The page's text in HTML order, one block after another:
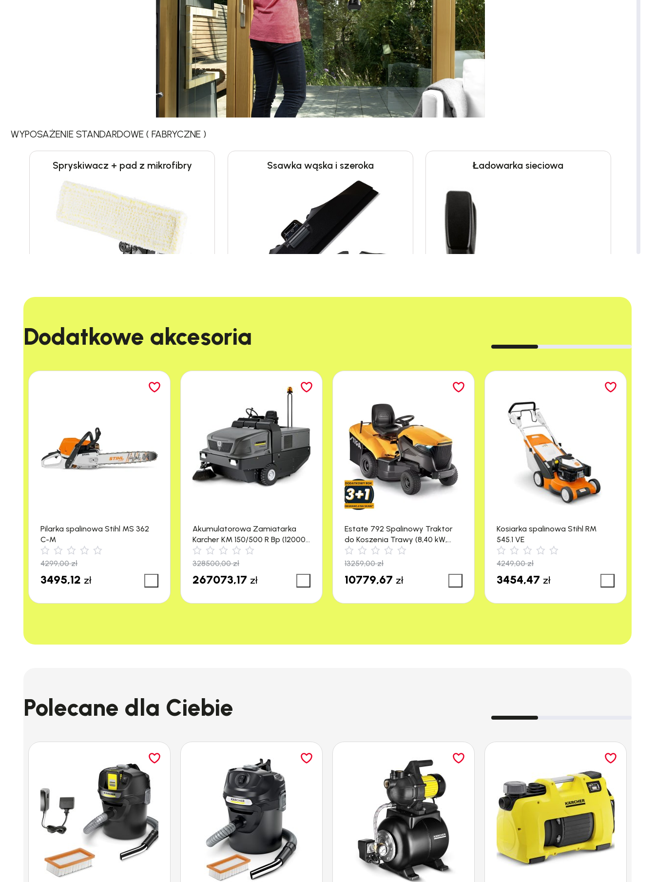
WYPOSAŻENIE STANDARDOWE ( FABRYCZNE )
Spryskiwacz + pad z mikrofibry Ssawka wąska i szeroka Ładowarka sieciowa
Kompatybilna z myjkami WV Karcher.
Próbka koncentratu RM 503
Do czyszczenia wszystkich szklanych
Dodatkowe akcesoria​
Pilarka spalinowa Stihl MS 362
C-M
4299,00zł
3495,12 zł
Akumulatorowa Zamiatarka
Karcher KM 150/500 R Bp (12000
m²/h)
328500,00zł
267073,17 zł
Estate 792 Spalinowy Traktor
do Koszenia Trawy (8,40 kW,
4500 m²) Stiga
13259,00zł
10779,67 zł
Kosiarka spalinowa Stihl RM
545.1 VE
4249,00zł
3454,47 zł
Polecane dla Ciebie